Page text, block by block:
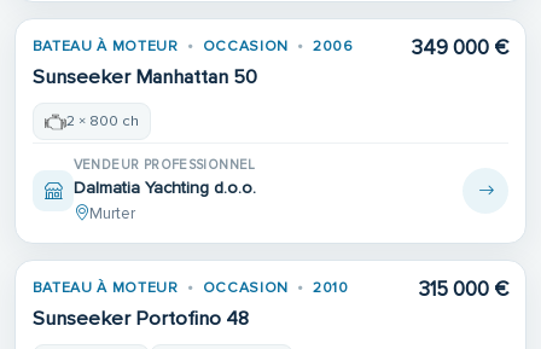
BATEAU À MOTEUR OCCASION 2006
Sunseeker Manhattan 50
349 000 €
2 × 800 ch
VENDEUR PROFESSIONNEL
Dalmatia Yachting d.o.o.
Murter
BATEAU À MOTEUR OCCASION 2010
Sunseeker Portofino 48
315 000 €